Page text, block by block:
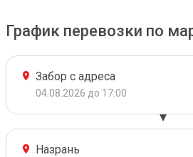
График перевозки по
Забор с адреса
04.08.2026 до 17:00
Назрань